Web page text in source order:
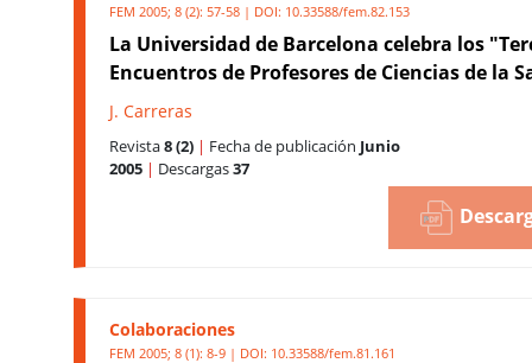
FEM 2005; 8 (2): 57-58 | DOI: 10.33588/fem.82.153
La Universidad de Barcelona celebra los
Encuentros de Profesores de Ciencias de la
J. Carreras
Revista8 (2) | Fecha de publicación Junio
2005 | Descargas37
Colaboraciones
FEM 2005; 8 (1): 8-9 | DOI: 10.33588/fem.81.161